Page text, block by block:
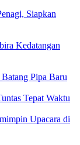
Siapkan
Kedatangan
Pipa Baru
Tepat Waktu
Upacara di